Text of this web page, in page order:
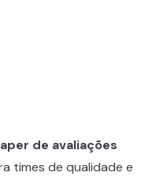
de avaliações
times de qualidade e